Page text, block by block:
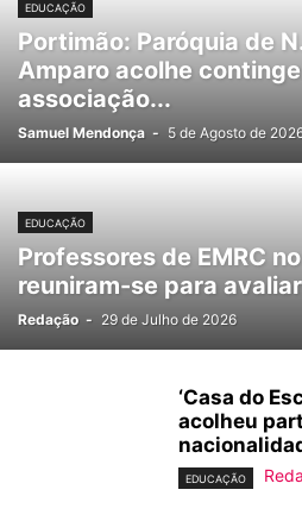
EDUCAÇÃO
Portimão: Paróquia de
Amparo acolhe
associação...
Samuel Mendonça - 5 de Agosto de
EDUCAÇÃO
Professores de EMRC
reuniram-se para
Redação - 29 de Julho de 2026
‘Casa do
acolheu
EDUCAÇÃO